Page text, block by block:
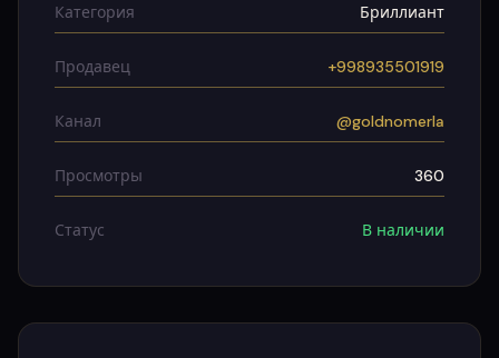
Категория Бриллиант
Продавец +998935501919
Канал @goldnomerla
Просмотры 360
Статус В наличии